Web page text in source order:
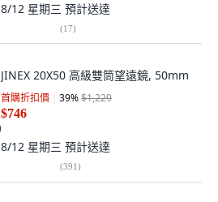
8/12 星期三 預計送達
(17)
JINEX 20X50 高級雙筒望遠鏡, 50mm
首購折扣價 39%$1,229
$746
8/12 星期三 預計送達
(391)